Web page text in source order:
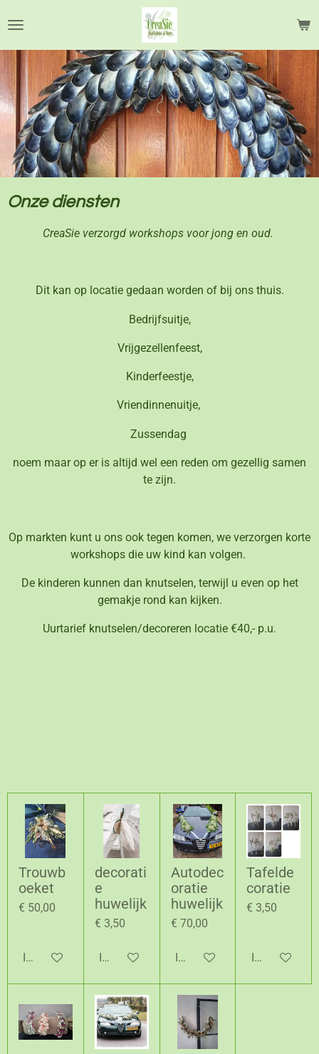
direct
naar
de
hoofdinhoud
Onze diensten
CreaSie verzorgd workshops voor jong en oud.
Dit kan op locatie gedaan worden of bij ons thuis.
Bedrijfsuitje,
Vrijgezellenfeest,
Kinderfeestje,
Vriendinnenuitje,
Zussendag
noem maar op er is altijd wel een reden om gezellig samen
te zijn.
Op markten kunt u ons ook tegen komen, we verzorgen korte
workshops die uw kind kan volgen.
De kinderen kunnen dan knutselen, terwijl u even op het
gemakje rond kan kijken.
Uurtarief knutselen/decoreren locatie €40,- p.u.
Trouwb
oeket
€ 50,00
In winkelwagen
decorati
e
huwelijk
€ 3,50
In winkelwagen
Autodec
oratie
huwelijk
€ 70,00
In winkelwagen
Tafelde
coratie
€ 3,50
In